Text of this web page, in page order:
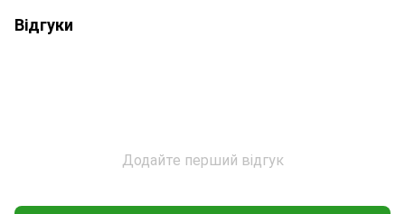
Відгуки
Додайте перший відгук